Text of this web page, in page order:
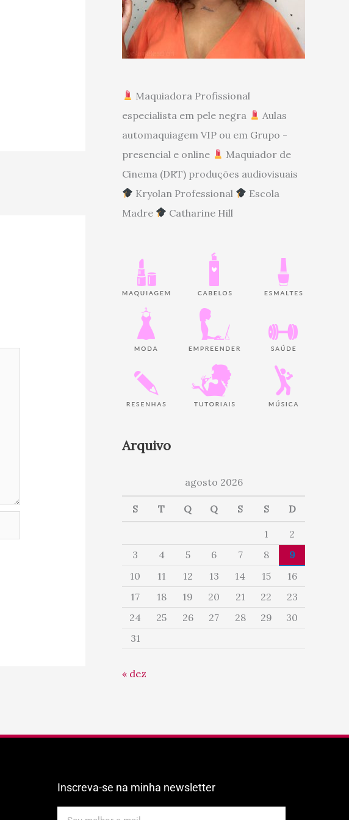
Maquiadora Profissional
especialista em pele negra
Aulas
automaquiagem VIP ou em Grupo -
presencial e online
Maquiador de
Cinema (DRT) produções audiovisuais
Kryolan Professional
Escola
Madre
Catharine Hill
Arquivo
agosto 2026
S T Q Q S S D
1
2
3
4 5 6 7 8
9
10
11 12 13 14 15
16
17
18 19 20 21 22
23
24
25 26 27 28 29
30
31
« dez
Inscreva-se na minha newsletter